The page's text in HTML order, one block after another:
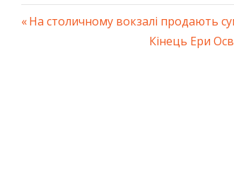
Previous
На столичному вокзалі продають
Next
Кінець Ери